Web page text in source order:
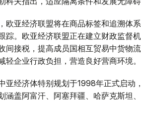
欧亚经济联盟将在商品标签和追溯体
踪。欧亚经济联盟正在建立财政监督
间接税，提高成员国相互贸易中货物
轻企业行政负担，营造良好营商环境。
亚经济体特别规划于1998年正式启动
涵盖阿富汗、阿塞拜疆、哈萨克斯坦